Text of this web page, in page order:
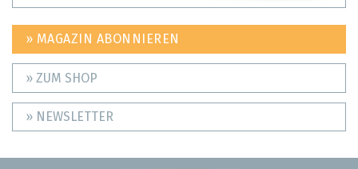
» MAGAZIN ABONNIEREN
» ZUM SHOP
» NEWSLETTER